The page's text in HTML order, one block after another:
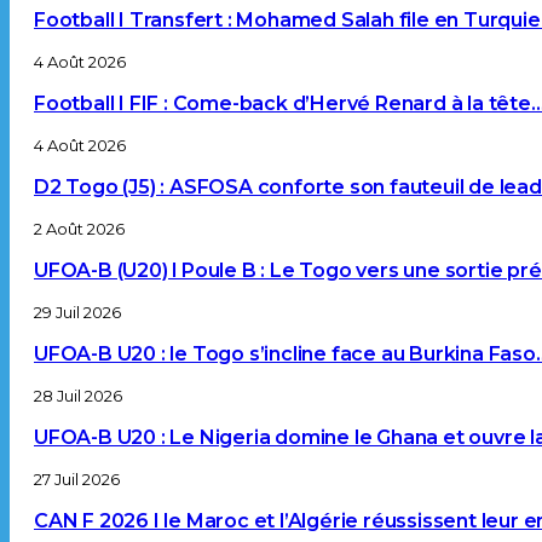
Football I Transfert : Mohamed Salah file en Turquie
4 Août 2026
Football I FIF : Come-back d’Hervé Renard à la
4 Août 2026
D2 Togo (J5) : ASFOSA conforte son fauteuil de
2 Août 2026
UFOA-B (U20) l Poule B : Le Togo vers une sortie
29 Juil 2026
UFOA-B U20 : le Togo s’incline face au Burkina
28 Juil 2026
UFOA-B U20 : Le Nigeria domine le Ghana et ouvre
27 Juil 2026
CAN F 2026 I le Maroc et l’Algérie réussissent leur